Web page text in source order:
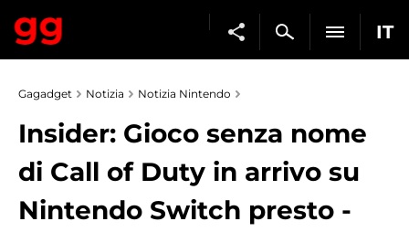
IT
Gagadget Notizia Notizia Nintendo
Insider: Gioco senza nome
di Call of Duty in arrivo su
Nintendo Switch presto -